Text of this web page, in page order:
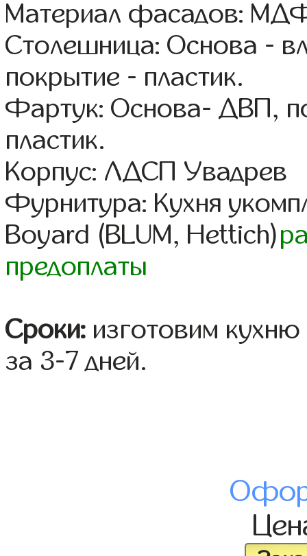
Материал фасадов:
Столешница: Основа -
покрытие - пластик.
Фартук: Основа- ДВП,
пластик.
Корпус: ЛДСП Увадрев
Фурнитура: Кухня
Boyard (BLUM, Hettich)
предоплаты
Сроки: изготовим
за 3-7 дней.